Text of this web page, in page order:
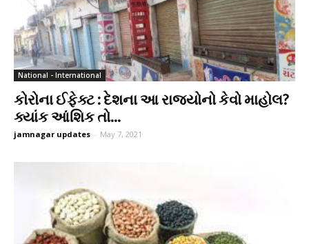
National - International
કોરોના ઈફેક્ટ : દેશના આ રાજ્યોનો કેવો માહોલ?
ક્યાંક આંશિક તો...
jamnagar updates - May 7, 2021